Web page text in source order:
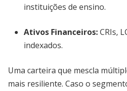
instituições de ensino.
Ativos Financeiros:CRIs,
indexados.
Uma carteira que mescla
mais resiliente. Caso o